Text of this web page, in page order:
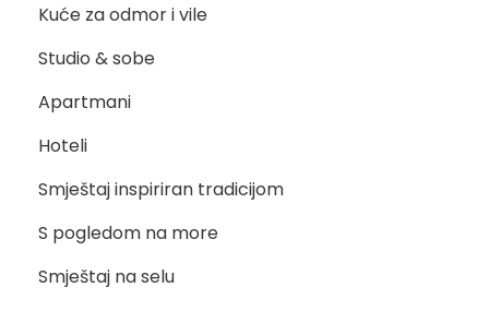
Kuće za odmor i vile
Studio & sobe
Apartmani
Hoteli
Smještaj inspiriran tradicijom
S pogledom na more
Smještaj na selu